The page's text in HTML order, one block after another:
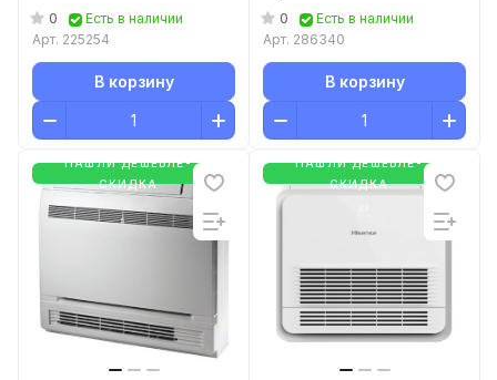
X09RH
0
Есть в наличии
Арт. 225254
В корзину
Haier AC71S2SG2FA
0
Есть в наличии
Арт. 286340
В корзину
НАШЛИ ДЕШЕВЛЕ-
СКИДКА
НАШЛИ ДЕШЕВЛЕ-
СКИДКА